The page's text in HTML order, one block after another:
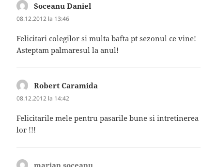
Soceanu Daniel
08.12.2012 la 13:46
Felicitari colegilor si multa bafta pt sezonul ce vine!
Asteptam palmaresul la anul!
Robert Caramida
08.12.2012 la 14:42
Felicitarile mele pentru pasarile bune si intretinerea
lor !!!